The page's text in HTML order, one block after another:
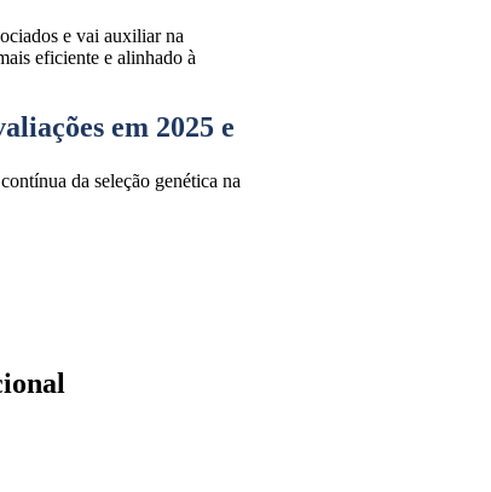
e vai auxiliar na
eficiente e alinhado à
em 2025 e
da seleção genética na